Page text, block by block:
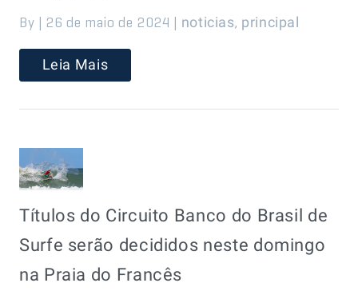
By | 26 de maio de 2024 | noticias, principal
Leia Mais
Títulos do Circuito Banco do Brasil de
Surfe serão decididos neste domingo
na Praia do Francês